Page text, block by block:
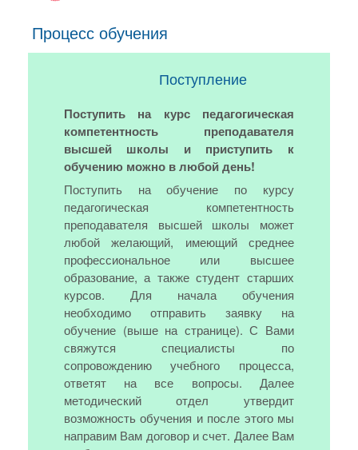
Процесс обучения
Поступление
Поступить на курс педагогическая
компетентность преподавателя
высшей школы и приступить к
обучению можно в любой день!
Поступить на обучение по курсу
педагогическая компетентность
преподавателя высшей школы может
любой желающий, имеющий среднее
профессиональное или высшее
образование, а также студент старших
курсов. Для начала обучения
необходимо отправить заявку на
обучение (выше на странице). С Вами
свяжутся специалисты по
сопровождению учебного процесса,
ответят на все вопросы. Далее
методический отдел утвердит
возможность обучения и после этого мы
направим Вам договор и счет. Далее Вам